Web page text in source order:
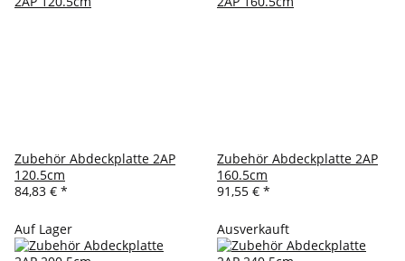
Zubehör Abdeckplatte 2AP
120.5cm
84,83 € *
Zubehör Abdeckplatte 2AP
160.5cm
91,55 € *
Auf Lager Ausverkauft